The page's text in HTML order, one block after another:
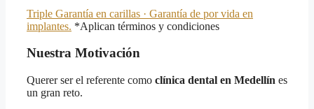
Triple Garantía en carillas · Garantía de por vida en
implantes. *Aplican términos y condiciones
Nuestra Motivación
Querer ser el referente como clínica dental en Medellín es
un gran reto.